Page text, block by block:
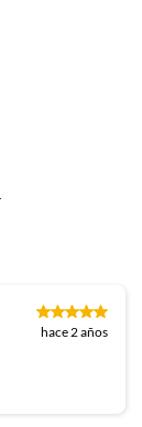
hace 2 años